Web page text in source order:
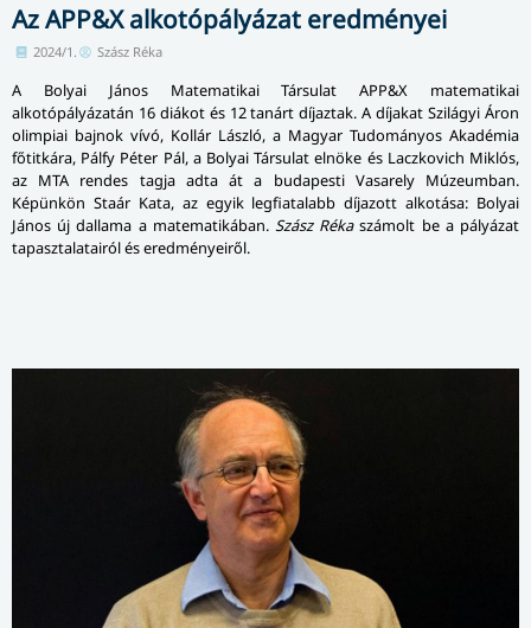
Az APP&X alkotópályázat eredményei
2024/1. Szász Réka
A Bolyai János Matematikai Társulat APP&X matematikai
alkotópályázatán 16 diákot és 12 tanárt díjaztak. A díjakat Szilágyi Áron
olimpiai bajnok vívó, Kollár László, a Magyar Tudományos Akadémia
főtitkára, Pálfy Péter Pál, a Bolyai Társulat elnöke és Laczkovich Miklós,
az MTA rendes tagja adta át a budapesti Vasarely Múzeumban.
Képünkön Staár Kata, az egyik legfiatalabb díjazott alkotása: Bolyai
János új dallama a matematikában. Szász Rékaszámolt be a pályázat
tapasztalatairól és eredményeiről.